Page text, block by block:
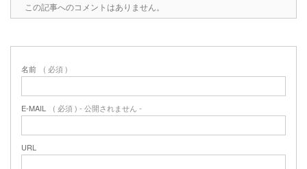
この記事へのコメントはありません。
名前 ( 必須 )
E-MAIL ( 必須 ) - 公開されません -
URL